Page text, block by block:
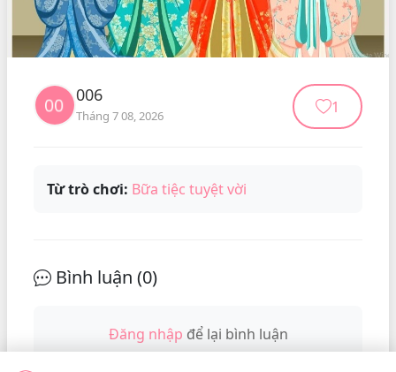
006
Tháng 7 08, 2026 1
Từ trò chơi: Bữa tiệc tuyệt vời
Bình luận (0)
Đăng nhập để lại bình luận